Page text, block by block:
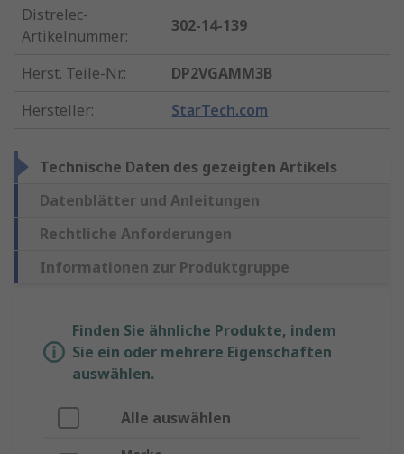
Distrelec-
Artikelnummer:
302-14-139
Herst. Teile-Nr.:
DP2VGAMM3B
Hersteller: StarTech.com
Technische Daten des gezeigten Artikels
Datenblätter und Anleitungen
Rechtliche Anforderungen
Informationen zur Produktgruppe
Finden Sie ähnliche Produkte, indem
Sie ein oder mehrere Eigenschaften
auswählen.
Alle auswählen